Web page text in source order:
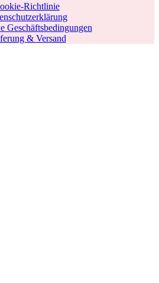
Richtlinie
Geschäftsbedingungen
& Versand